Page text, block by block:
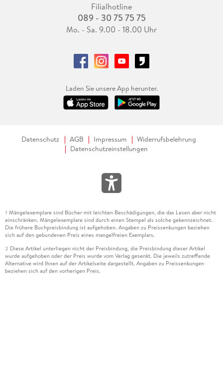
Filialhotline
089 - 30 75 75 75
Mo. - Sa. 9.00 - 18.00 Uhr
Laden Sie unsere App herunter.
Datenschutz AGB Impressum
Widerrufsbelehrung
Datenschutzeinstellungen
1 Mängelexemplare sind Bücher mit leichten Beschädigungen, die das Lesen aber nicht
einschränken. Mängelexemplare sind durch einen Stempel als solche gekennzeichnet.
Die frühere Buchpreisbindung ist aufgehoben. Angaben zu Preissenkungen beziehen
sich auf den gebundenen Preis eines mangelfreien Exemplars.
2 Diese Artikel unterliegen nicht der Preisbindung, die Preisbindung dieser Artikel
wurde aufgehoben oder der Preis wurde vom Verlag gesenkt. Die jeweils zutreffende
Alternative wird Ihnen auf der Artikelseite dargestellt. Angaben zu Preissenkungen
beziehen sich auf den vorherigen Preis.